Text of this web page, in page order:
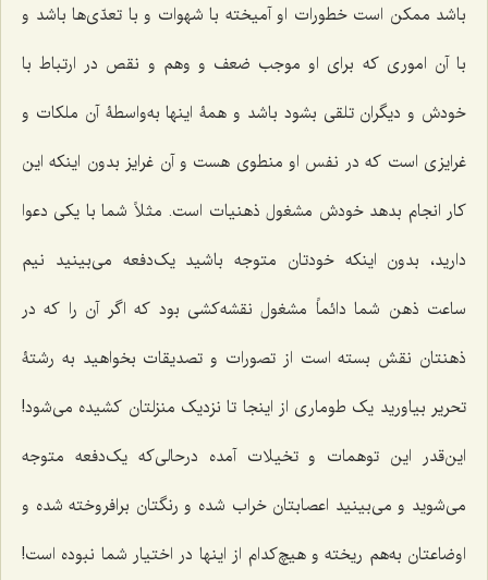
باشد ممکن است خطورات او آمیخته با شهوات و با تعدّی‌ها باشد و
با آن اموری که برای او موجب ضعف و وهم و نقص در ارتباط با
خودش و دیگران تلقی بشود باشد و همۀ اینها به‌واسطۀ آن ملکات و
غرایزی است که در نفس او منطوی هست و آن غرایز بدون اینکه این
کار انجام بدهد خودش مشغول ذهنیات است. مثلاً شما با یکی دعوا
دارید، بدون اینکه خودتان متوجه باشید یک‌دفعه می‌بینید نیم
ساعت ذهن شما دائماً مشغول نقشه‌کشی بود که اگر آن را که در
ذهنتان نقش بسته است از تصورات و تصدیقات بخواهید به رشتۀ
تحریر بیاورید یک طوماری از اینجا تا نزدیک منزلتان کشیده می‌شود!
این‌قدر این توهمات و تخیلات آمده درحالی‌که یک‌دفعه متوجه
می‌شوید و می‌بینید اعصابتان خراب شده و رنگتان برافروخته شده و
اوضاعتان به‌هم ریخته و هیچ‌کدام از اینها در اختیار شما نبوده است!